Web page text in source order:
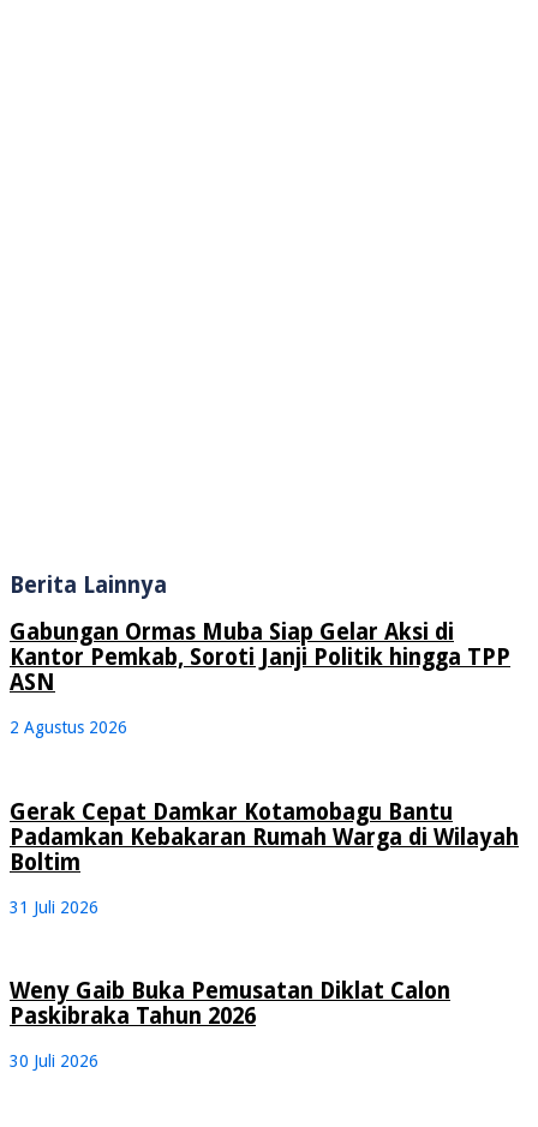
Berita Lainnya
Gabungan Ormas Muba Siap Gelar Aksi di
Kantor Pemkab, Soroti Janji Politik hingga TPP
ASN
2 Agustus 2026
Gerak Cepat Damkar Kotamobagu Bantu
Padamkan Kebakaran Rumah Warga di Wilayah
Boltim
31 Juli 2026
Weny Gaib Buka Pemusatan Diklat Calon
Paskibraka Tahun 2026
30 Juli 2026